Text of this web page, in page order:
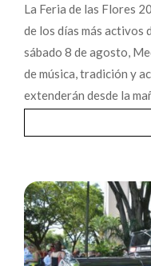
La Feria de las Flores
de los días más activos
sábado 8 de agosto,
de música, tradición y
extenderán desde la